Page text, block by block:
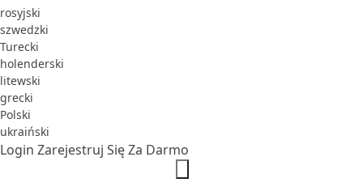
rosyjski
szwedzki
Turecki
holenderski
litewski
grecki
Polski
ukraiński
Login Zarejestruj Się Za Darmo